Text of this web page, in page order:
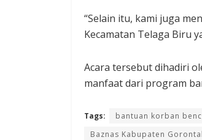
“Selain itu, kami juga
Kecamatan Telaga Biru
Acara tersebut dihadiri
manfaat dari program
Tags: bantuan korban
Baznas Kabupaten